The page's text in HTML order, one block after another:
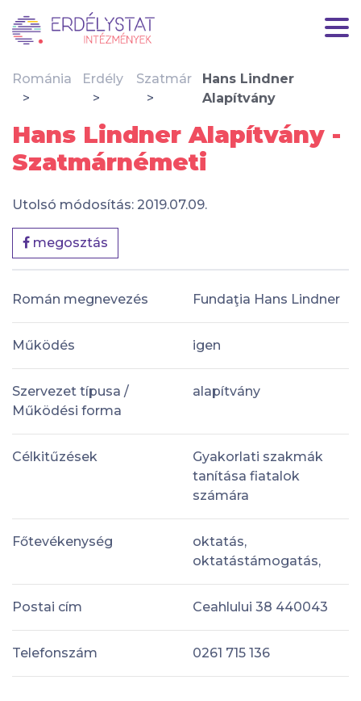
Románia Erdély Szatmár
Hans Lindner
Alapítvány
Hans Lindner Alapítvány -
Szatmárnémeti
Utolsó módosítás: 2019.07.09.
megosztás
Román megnevezés Fundaţia Hans Lindner
Működés igen
Szervezet típusa /
Működési forma
alapítvány
Célkitűzések
Gyakorlati szakmák
tanítása fiatalok
számára
Főtevékenység
oktatás,
oktatástámogatás,
Postai cím Ceahlului 38 440043
Telefonszám 0261 715 136